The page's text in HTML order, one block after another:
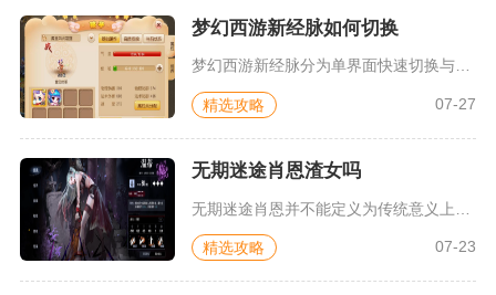
梦幻西游新经脉如何切换
梦幻西游新经脉分为单界面快速切换与预设方案一键切换两种操作方...
精选攻略 07-27
无期迷途肖恩渣女吗
精选攻略 07-23